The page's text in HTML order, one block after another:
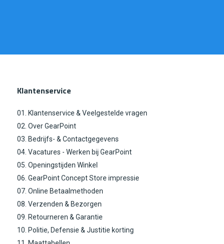
Klantenservice
01. Klantenservice & Veelgestelde vragen
02. Over GearPoint
03. Bedrijfs- & Contactgegevens
04. Vacatures - Werken bij GearPoint
05. Openingstijden Winkel
06. GearPoint Concept Store impressie
07. Online Betaalmethoden
08. Verzenden & Bezorgen
09. Retourneren & Garantie
10. Politie, Defensie & Justitie korting